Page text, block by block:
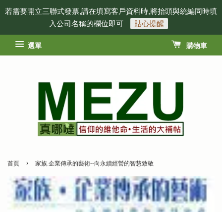
若需要開立三聯式發票,請在填寫客戶資料時,將抬頭與統編同時填
入公司名稱的欄位即可
貼心提醒
選單 購物車
首頁 › 家族.企業傳承的藝術--向永續經營的智慧致敬